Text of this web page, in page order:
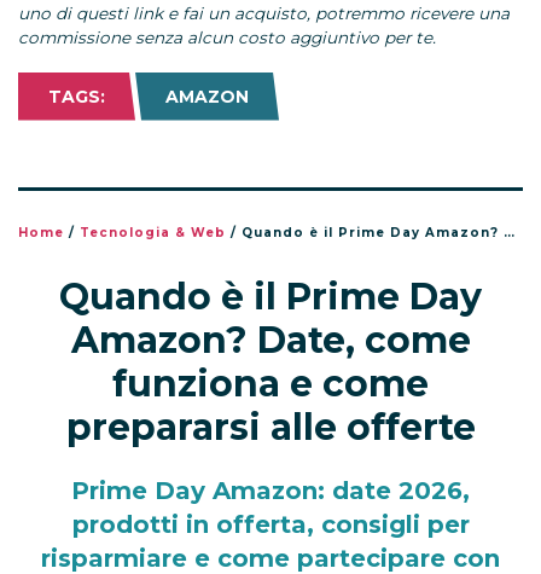
uno di questi link e fai un acquisto, potremmo ricevere una
commissione senza alcun costo aggiuntivo per te.
TAGS: AMAZON
Home / Tecnologia & Web / Quando è il Prime Day Amazon? Date, come funziona e come prepararsi alle offerte
Quando è il Prime Day
Amazon? Date, come
funziona e come
prepararsi alle offerte
Prime Day Amazon: date 2026,
prodotti in offerta, consigli per
risparmiare e come partecipare con